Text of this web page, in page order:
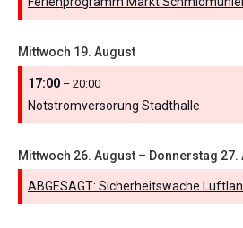
Mittwoch 19. August
17:00 – 20:00
Notstromversorung Stadthalle
Mittwoch 26. August – Donnerstag 27.
ABGESAGT: Sicherheitswache